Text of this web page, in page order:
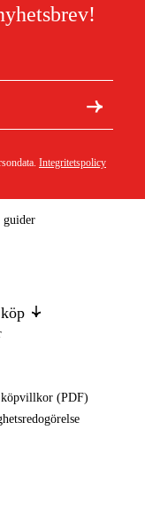
Integritetspolicy
köpvillkor (PDF)